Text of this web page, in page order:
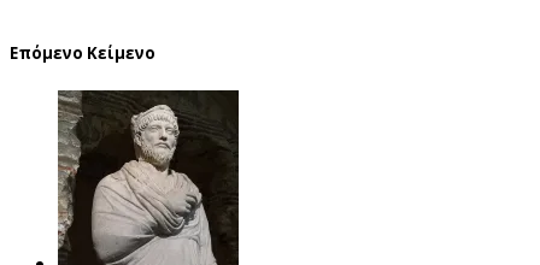
Επόμενο Κείμενο